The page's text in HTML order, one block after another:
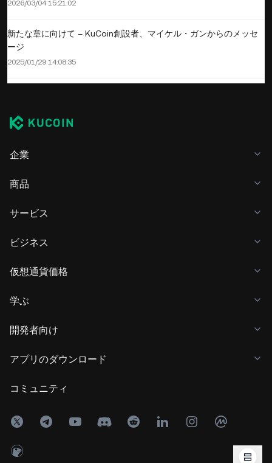
2026/03/04 15:21:02
新たな章に向けて – KuCoin創設者、マイケル・ガンからのメッセ
ージ
2025/01/29 14:08:35
企業
商品
サービス
ビジネス
仮想通貨価格
学ぶ
開発者向け
アプリのダウンロード
コミュニティ